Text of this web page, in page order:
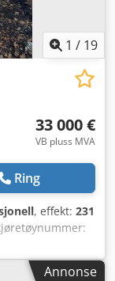
1 / 19
33 000 €
VB pluss MVA
Ring
, effekt: 231
Ahoylyp
Annonse